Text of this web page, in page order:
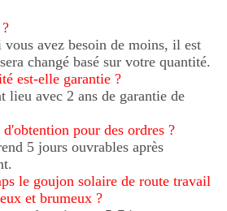
vous avez besoin de moins, il est
changé basé sur votre quantité.
est-elle garantie ?
lieu avec 2 ans de garantie de
pour des ordres ?
5 jours ouvrables après
le goujon solaire de route travail
et brumeux ?